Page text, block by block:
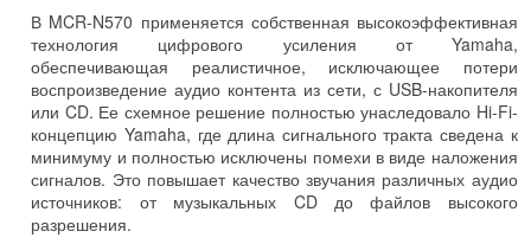
В MCR-N570 применяется собственная высокоэффективная
технология цифрового усиления от Yamaha,
обеспечивающая реалистичное, исключающее потери
воспроизведение аудио контента из сети, с USB-накопителя
или CD. Ее схемное решение полностью унаследовало Hi-Fi-
концепцию Yamaha, где длина сигнального тракта сведена к
минимуму и полностью исключены помехи в виде наложения
сигналов. Это повышает качество звучания различных аудио
источников: от музыкальных CD до файлов высокого
разрешения.